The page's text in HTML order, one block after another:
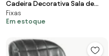
Cadeira Decorativa Sala de
Estar Recepção Fixa Maia PU
Sintético Preto G56 - Gran Belo
Fixas
Em estoque